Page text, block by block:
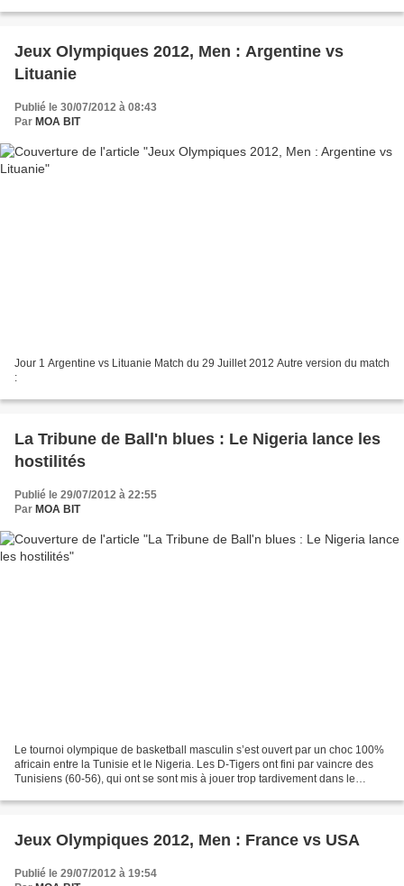
Jeux Olympiques 2012, Men : Argentine vs
Lituanie
Publié le 30/07/2012 à 08:43
Par MOA BIT
Jour 1 Argentine vs Lituanie Match du 29 Juillet 2012 Autre version du match
:
La Tribune de Ball'n blues : Le Nigeria lance les
hostilités
Publié le 29/07/2012 à 22:55
Par MOA BIT
Le tournoi olympique de basketball masculin s’est ouvert par un choc 100%
africain entre la Tunisie et le Nigeria. Les D-Tigers ont fini par vaincre des
Tunisiens (60-56), qui ont se sont mis à jouer trop tardivement dans le
Jeux Olympiques 2012, Men : France vs USA
Publié le 29/07/2012 à 19:54